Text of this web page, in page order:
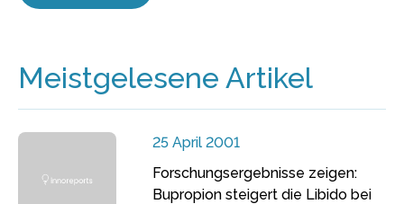
Meistgelesene Artikel
25 April 2001
Forschungsergebnisse zeigen:
Bupropion steigert die Libido bei